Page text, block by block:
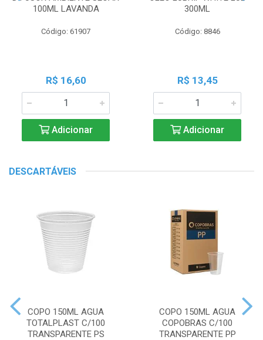
100ML LAVANDA
Código: 61907
R$ 16,60
Adicionar
300ML
Código: 8846
R$ 13,45
Adicionar
DESCARTÁVEIS
COPO 150ML AGUA
TOTALPLAST C/100
TRANSPARENTE PS
COPO 150ML AGUA
COPOBRAS C/100
TRANSPARENTE PP